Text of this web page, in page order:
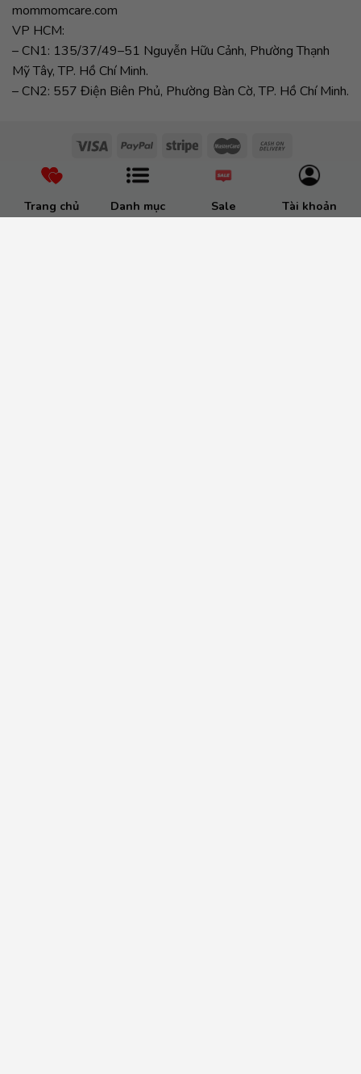
Trang chủ Danh mục Sale Tài khoản
mommomcare.com
VP HCM:
– CN1: 135/37/49–51 Nguyễn Hữu Cảnh, Phường Thạnh
Mỹ Tây, TP. Hồ Chí Minh.
– CN2: 557 Điện Biên Phủ, Phường Bàn Cờ, TP. Hồ Chí Minh.